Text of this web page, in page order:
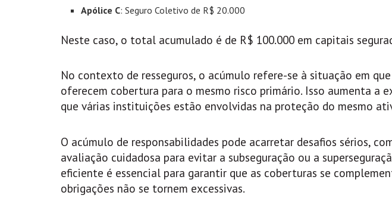
Apólice C: Seguro Coletivo de R$ 20.000
Neste caso, o total acumulado é de R$ 100.000 em capitais
No contexto de resseguros, o acúmulo refere-se à situação em
oferecem cobertura para o mesmo risco primário. Isso aumenta a
que várias instituições estão envolvidas na proteção do mesmo
O acúmulo de responsabilidades pode acarretar desafios sérios,
avaliação cuidadosa para evitar a subseguração ou a
eficiente é essencial para garantir que as coberturas se
obrigações não se tornem excessivas.